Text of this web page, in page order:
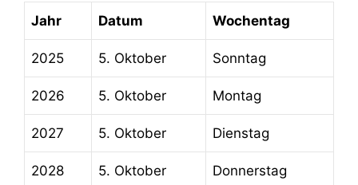
Jahr Datum Wochentag
2025 5. Oktober Sonntag
2026 5. Oktober Montag
2027 5. Oktober Dienstag
2028 5. Oktober Donnerstag